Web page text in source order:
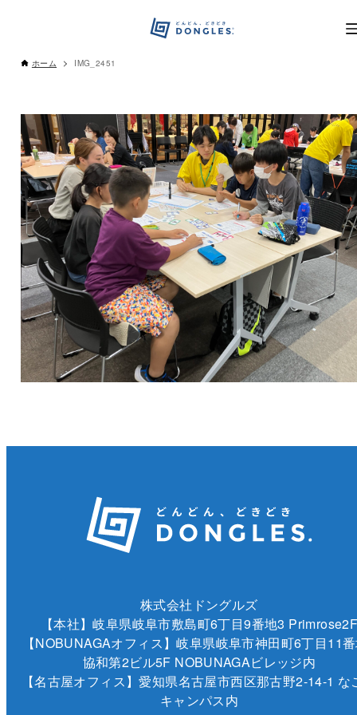
ホーム IMG_2451
株式会社ドングルズ
【本社】岐阜県岐阜市敷島町6丁目9番地3
【NOBUNAGAオフィス】岐阜県岐阜市神田町6丁目11
協和第2ビル5F NOBUNAGAビレッジ内
【名古屋オフィス】愛知県名古屋市西区那古野2-14-1 な
キャンパス内